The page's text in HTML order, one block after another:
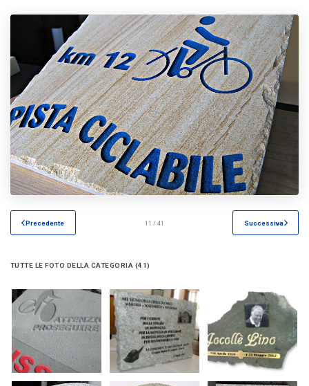
Precedente 11 / 41 Successiva
TUTTE LE FOTO DELLA CATEGORIA (41)